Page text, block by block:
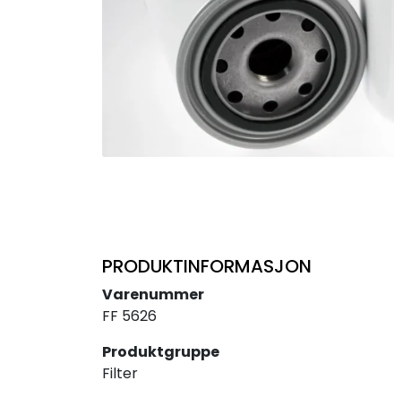
PRODUKTINFORMASJON
Varenummer
FF 5626
Produktgruppe
Filter